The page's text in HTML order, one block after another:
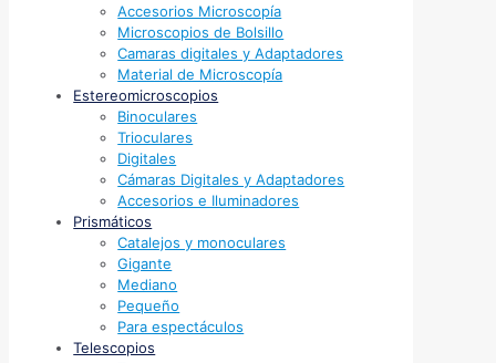
Accesorios Microscopía
Microscopios de Bolsillo
Camaras digitales y Adaptadores
Material de Microscopía
Estereomicroscopios
Binoculares
Trioculares
Digitales
Cámaras Digitales y Adaptadores
Accesorios e Iluminadores
Prismáticos
Catalejos y monoculares
Gigante
Mediano
Pequeño
Para espectáculos
Telescopios